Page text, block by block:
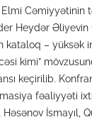
Cəmiyyətinin
Heydər Əliyevin
kataloq – yüksək
kimi”
keçirilib.
fəaliyyəti
İsmayıl,